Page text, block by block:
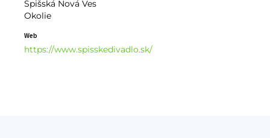
Spišská Nová Ves
Okolie
Web
https://www.spisskedivadlo.sk/